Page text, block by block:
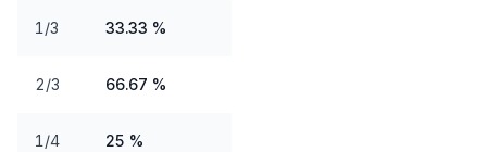
1/3 33.33 %
2/3 66.67 %
1/4 25 %